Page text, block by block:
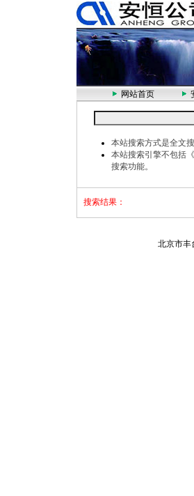
网站首页
本站搜索方式是全文
本站搜索引擎不包括
搜索功能。
搜索结果：
北京市丰